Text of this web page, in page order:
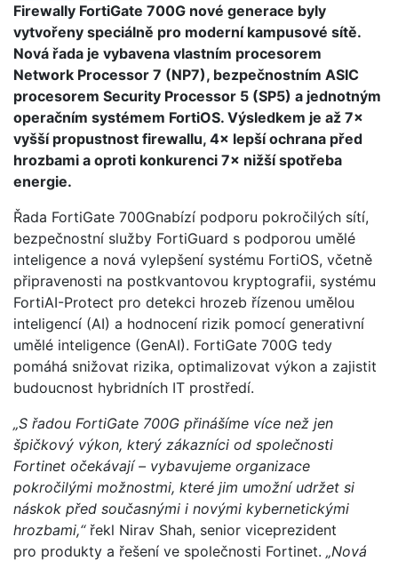
Firewally FortiGate 700G nové generace byly
vytvořeny speciálně pro moderní kampusové sítě.
Nová řada je vybavena vlastním procesorem
Network Processor 7 (NP7), bezpečnostním ASIC
procesorem Security Processor 5 (SP5) a jednotným
operačním systémem FortiOS. Výsledkem je až 7×
vyšší propustnost firewallu, 4× lepší ochrana před
hrozbami a oproti konkurenci 7× nižší spotřeba
energie.
Řada FortiGate 700Gnabízí podporu pokročilých sítí,
bezpečnostní služby FortiGuard s podporou umělé
inteligence a nová vylepšení systému FortiOS, včetně
připravenosti na postkvantovou kryptografii, systému
FortiAI-Protect pro detekci hrozeb řízenou umělou
inteligencí (AI) a hodnocení rizik pomocí generativní
umělé inteligence (GenAI). FortiGate 700G tedy
pomáhá snižovat rizika, optimalizovat výkon a zajistit
budoucnost hybridních IT prostředí.
„S řadou FortiGate 700G přinášíme více než jen
špičkový výkon, který zákazníci od společnosti
Fortinet očekávají – vybavujeme organizace
pokročilými možnostmi, které jim umožní udržet si
náskok před současnými i novými kybernetickými
hrozbami,“ řekl Nirav Shah, senior viceprezident
pro produkty a řešení ve společnosti Fortinet. „Nová